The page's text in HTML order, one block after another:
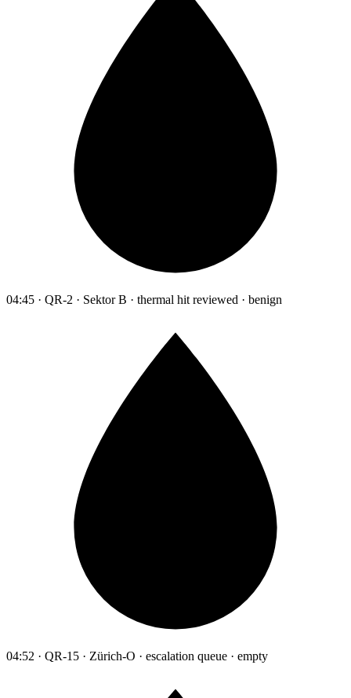
04:45 · QR-2 · Sektor B · thermal hit reviewed · benign
04:52 · QR-15 · Zürich-O · escalation queue · empty